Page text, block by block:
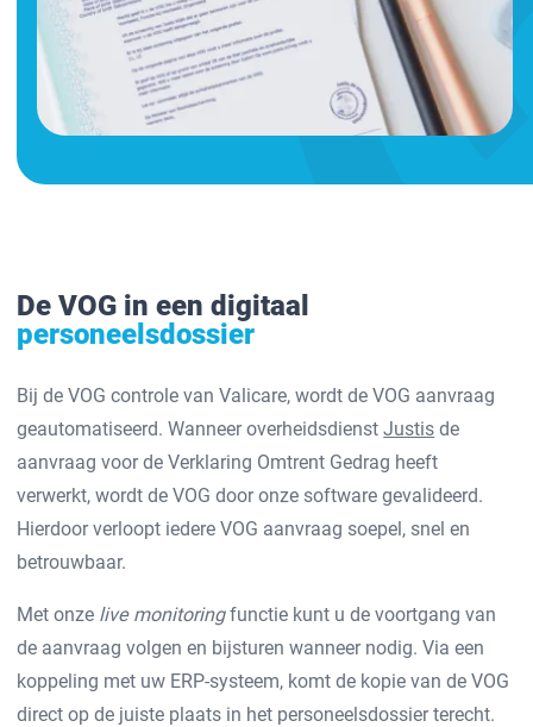
De VOG in een digitaal
personeelsdossier
Bij de VOG controle van Valicare, wordt de VOG aanvraag
geautomatiseerd. Wanneer overheidsdienstJustis de
aanvraag voor de Verklaring Omtrent Gedrag heeft
verwerkt, wordt de VOG door onze software gevalideerd.
Hierdoor verloopt iedere VOG aanvraag soepel, snel en
betrouwbaar.
Met onze live monitoringfunctie kunt u de voortgang van
de aanvraag volgen en bijsturen wanneer nodig. Via een
koppeling met uw ERP-systeem, komt de kopie van de VOG
direct op de juiste plaats in het personeelsdossier terecht.